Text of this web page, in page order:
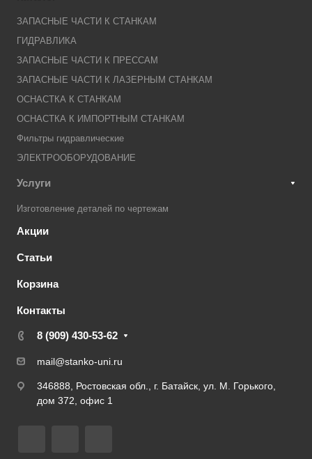
ЗАПАСНЫЕ ЧАСТИ К СТАНКАМ
ГИДРАВЛИКА
ЗАПАСНЫЕ ЧАСТИ К ПРЕССАМ
ЗАПАСНЫЕ ЧАСТИ К ЛАЗЕРНЫМ СТАНКАМ
ОСНАСТКА К СТАНКАМ
ОСНАСТКА К ИМПОРТНЫМ СТАНКАМ
Фильтры гидравлические
ЭЛЕКТРООБОРУДОВАНИЕ
Услуги
Изготовление деталей по чертежам
Акции
Статьи
Корзина
Контакты
8 (909) 430-53-62
mail@stanko-uni.ru
346888, Ростовская обл., г. Батайск, ул. М. Горького,
дом 372, офис 1